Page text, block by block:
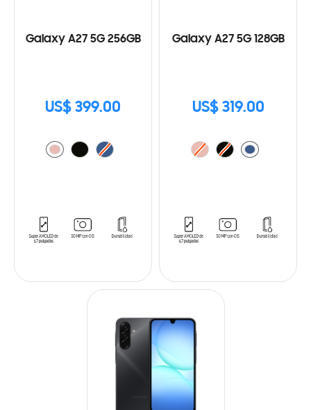
Galaxy A27 5G 256GB
US$ 399.00
Galaxy A27 5G 128GB
US$ 319.00